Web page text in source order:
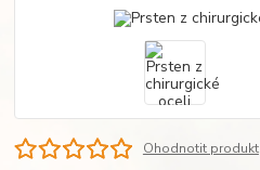
Ohodnotit produkt